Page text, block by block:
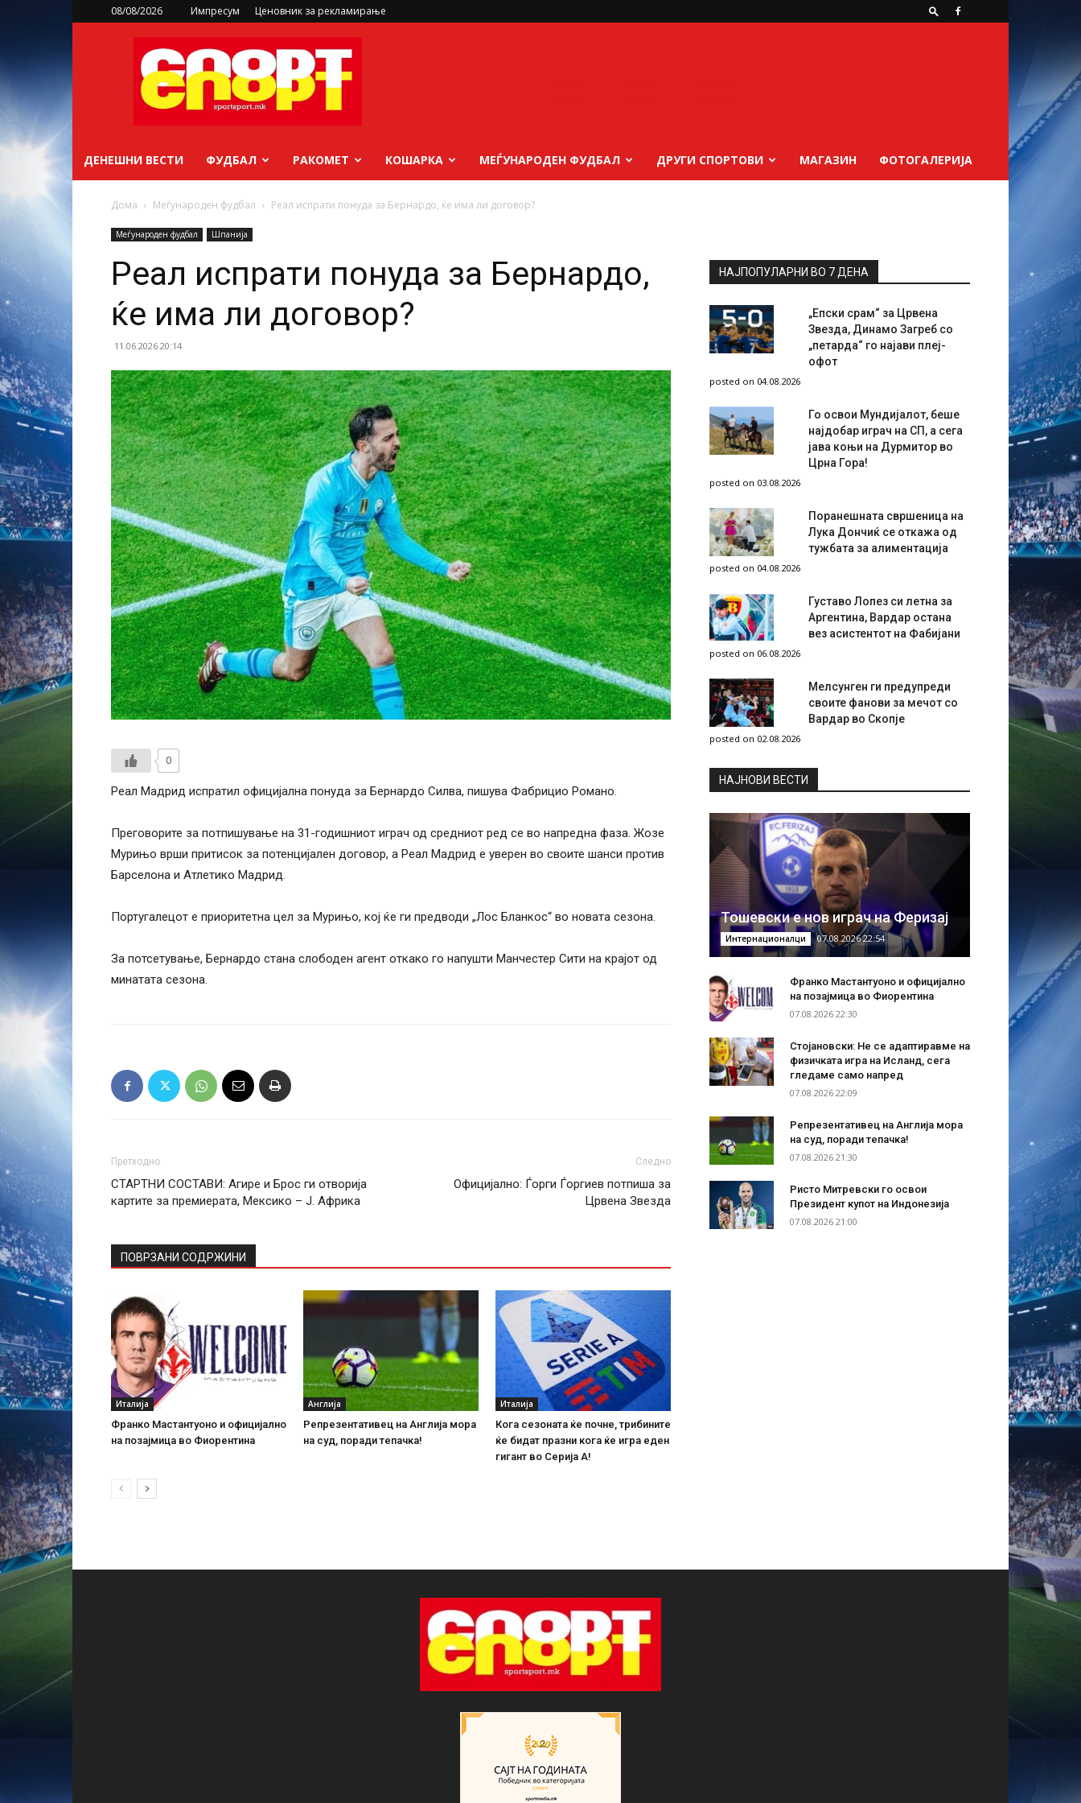
08/08/2026 Импресум Ценовник за рекламирање
sportsport.mk
ДЕНЕШНИ ВЕСТИ ФУДБАЛ РАКОМЕТ КОШАРКА МЕЃУНАРОДЕН ФУДБАЛ ДРУГИ СПОРТОВИ МАГАЗИН ФОТОГАЛЕРИЈА
Дома Меѓународен фудбал Реал испрати понуда за Бернардо, ќе има ли договор?
Меѓународен фудбал Шпанија
Реал испрати понуда за Бернардо,
ќе има ли договор?
11.06.2026 20:14
0
Реал Мадрид испратил официјална понуда за Бернардо Силва, пишува Фабрицио Романо.
Преговорите за потпишување на 31-годишниот играч од средниот ред се во напредна фаза. Жозе
Мурињо врши притисок за потенцијален договор, а Реал Мадрид е уверен во своите шанси против
Барселона и Атлетико Мадрид.
Португалецот е приоритетна цел за Мурињо, кој ќе ги предводи „Лос Бланкос“ во новата сезона.
За потсетување, Бернардо стана слободен агент откако го напушти Манчестер Сити на крајот од
минатата сезона.
Претходно
СТАРТНИ СОСТАВИ: Агире и Брос ги отворија
картите за премиерата, Мексико – Ј. Африка
Следно
Официјално: Ѓорги Ѓоргиев потпиша за
Црвена Звезда
ПОВРЗАНИ СОДРЖИНИ
Италија
Франко Мастантуоно и официјално
на позајмица во Фиорентина
Англија
Репрезентативец на Англија мора
на суд, поради тепачка!
Италија
Кога сезоната ќе почне, трибините
ќе бидат празни кога ќе игра еден
гигант во Серија А!
НАЈПОПУЛАРНИ ВО 7 ДЕНА
„Епски срам“ за Црвена
Звезда, Динамо Загреб со
„петарда“ го најави плеј-
офот
posted on 04.08.2026
Го освои Мундијалот, беше
најдобар играч на СП, а сега
јава коњи на Дурмитор во
Црна Гора!
posted on 03.08.2026
Поранешната свршеница на
Лука Дончиќ се откажа од
тужбата за алиментација
posted on 04.08.2026
Густаво Лопез си летна за
Аргентина, Вардар остана
вез асистентот на Фабијани
posted on 06.08.2026
Мелсунген ги предупреди
своите фанови за мечот со
Вардар во Скопје
posted on 02.08.2026
НAЈНОВИ ВЕСТИ
Тошевски е нов играч на Феризај
Интернационалци 07.08.2026 22:54
Франко Мастантуоно и официјално
на позајмица во Фиорентина
07.08.2026 22:30
Стојановски: Не се адаптиравме на
физичката игра на Исланд, сега
гледаме само напред
07.08.2026 22:09
Репрезентативец на Англија мора
на суд, поради тепачка!
07.08.2026 21:30
Ристо Митревски го освои
Президент купот на Индонезија
07.08.2026 21:00